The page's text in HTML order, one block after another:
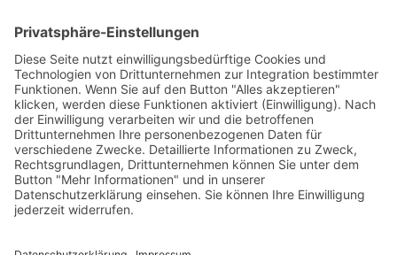
Tekal – Textile Lebensqualität
Exklusive moderne & Orientteppiche
Feuerwerk XXL
Pyrotechnik online bestellen
© Stadtmühle Waldenbuch 2026